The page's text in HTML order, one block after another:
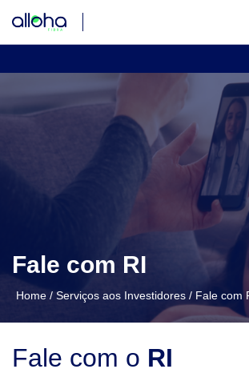
A COMPANHIA
GOVERNANÇA
INFORMAÇÕES
SERVIÇOS AOS
Institucional
PT
Fale com RI
Home / Serviços aos Investidores / Fale com
Fale com o RI